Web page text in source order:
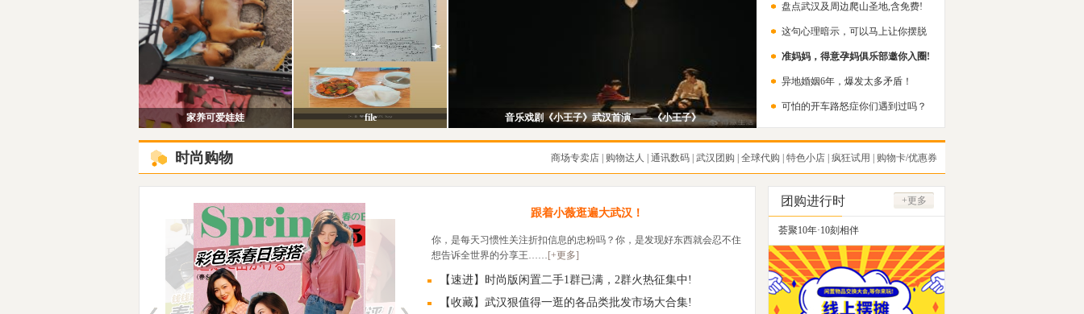
家养可爱娃娃 file 音乐戏剧《小王子》武汉首演 ——《小王子》
盘点武汉及周边爬山圣地,含免费!
这句心理暗示，可以马上让你摆脱
内耗！
准妈妈，得意孕妈俱乐部邀你入圈!
异地婚姻6年，爆发太多矛盾！
可怕的开车路怒症你们遇到过吗？
时尚购物 商场专卖店 购物达人 通讯数码 武汉团购 全球代购 特色小店 疯狂试用 购物卡/优惠券
跟着小薇逛遍大武汉！
你，是每天习惯性关注折扣信息的忠粉吗？你，是发现好东西就会忍不住
想告诉全世界的分享王…… [+更多]
【速进】时尚版闲置二手1群已满，2群火热征集中!
【收藏】武汉狠值得一逛的各品类批发市场大合集!
团购进行时 +更多
荟聚10年·10刻相伴
武汉二手闲置群招募中